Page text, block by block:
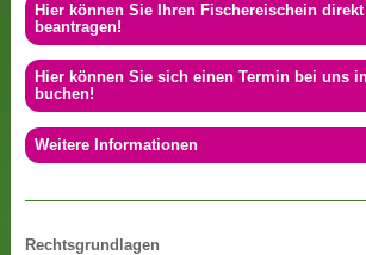
Hier können Sie Ihren Fischereischein
beantragen!
Hier können Sie sich einen Termin bei uns
buchen!
Weitere Informationen
Rechtsgrundlagen